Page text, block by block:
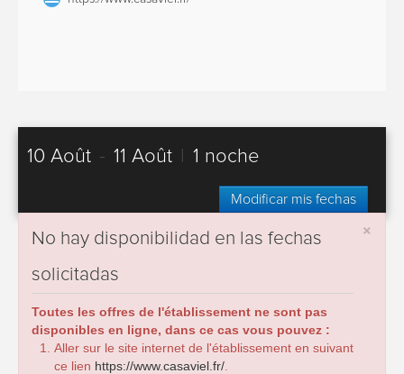
10 Août - 11 Août 1 noche
Modificar mis fechas
×
No hay disponibilidad en las fechas
solicitadas
Toutes les offres de l'établissement ne sont pas
disponibles en ligne, dans ce cas vous pouvez :
Aller sur le site internet de l'établissement en suivant
ce lien https://www.casaviel.fr/